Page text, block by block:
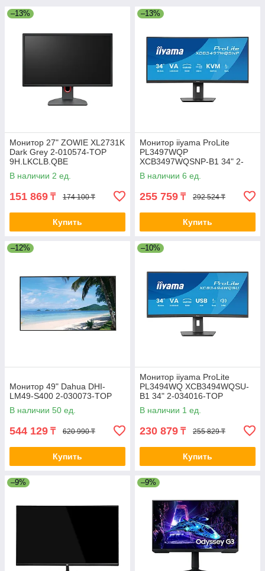
–13%
Монитор 27" ZOWIE XL2731K
Dark Grey 2-010574-TOP
9H.LKCLB.QBE
В наличии 2 ед.
151 869 ₸ 174 100 ₸
Купить
–13%
Монитор iiyama ProLite
PL3497WQP
XCB3497WQSNP-B1 34" 2-
034017-TOP
В наличии 6 ед.
255 759 ₸ 292 524 ₸
Купить
–12%
Монитор 49" Dahua DHI-
LM49-S400 2-030073-TOP
В наличии 50 ед.
544 129 ₸ 620 990 ₸
Купить
–10%
Монитор iiyama ProLite
PL3494WQ XCB3494WQSU-
B1 34" 2-034016-TOP
В наличии 1 ед.
230 879 ₸ 255 829 ₸
Купить
–9% –9%